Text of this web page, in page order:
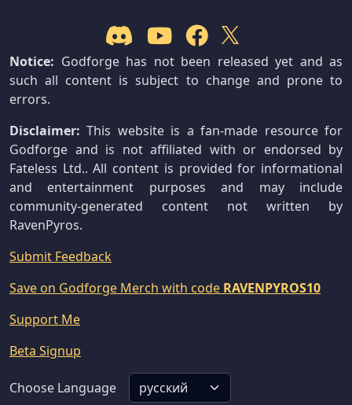
Notice: Godforge has not been released yet and as
such all content is subject to change and prone to
errors.
Disclaimer: This website is a fan-made resource for
Godforge and is not affiliated with or endorsed by
Fateless Ltd.. All content is provided for informational
and entertainment purposes and may include
community-generated content not written by
RavenPyros.
Submit Feedback
Save on Godforge Merch with code RAVENPYROS10
Support Me
Beta Signup
Choose Language